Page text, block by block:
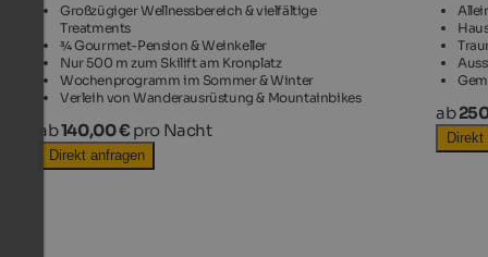
Großzügiger Wellnessbereich & vielfältige
Treatments
¾ Gourmet-Pension & Weinkeller
Nur 500 m zum Skilift am Kronplatz
Wochenprogramm im Sommer & Winter
Verleih von Wanderausrüstung & Mountainbikes
ab140,00 € pro Nacht
Direkt anfragen
ab
Direkt